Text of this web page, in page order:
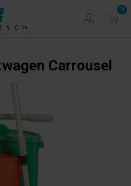
0
Carrousel